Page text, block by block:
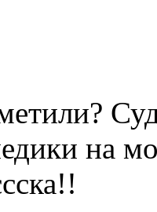
на